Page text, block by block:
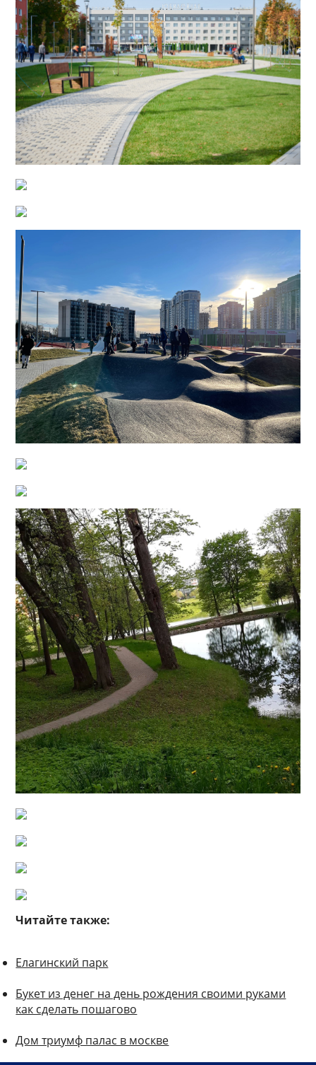
Читайте также:
Елагинский парк
Букет из денег на день рождения своими руками
как сделать пошагово
Дом триумф палас в москве